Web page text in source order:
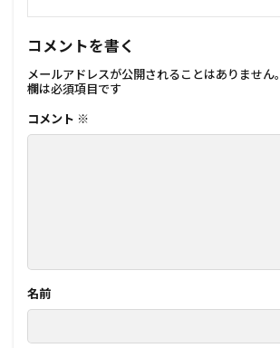
コメントを書く
メールアドレスが公開されることはありません。
欄は必須項目です
コメント ※
名前